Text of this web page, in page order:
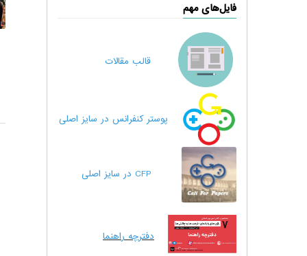
فایل‌های مهم
قالب مقالات
پوستر کنفرانس در سایز اصلی
CFP در سایز اصلی
دفترچه راهنما